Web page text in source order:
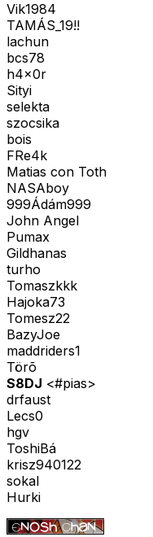
Vik1984
TAMÁS_19!!
lachun
bcs78
h4x0r
Sityi
selekta
szocsika
bois
FRe4k
Matias con Toth
NASAboy
999Ádám999
John Angel
Pumax
Gildhanas
turho
Tomaszkkk
Hajoka73
Tomesz22
BazyJoe
maddriders1
Törõ
S8DJ <#pias>
drfaust
Lecs0
hgv
ToshiBá
krisz940122
sokal
Hurki